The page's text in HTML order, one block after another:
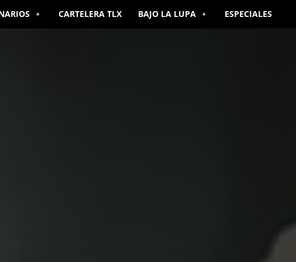
CARTELERA TLX BAJO LA LUPA ESPECIALES